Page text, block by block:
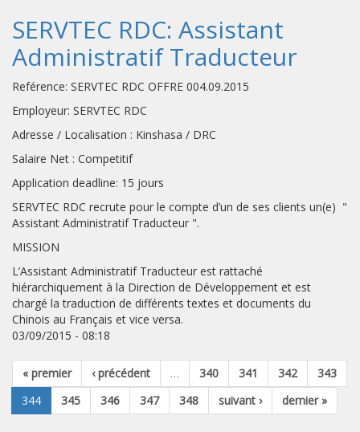
SERVTEC RDC: Assistant
Administratif Traducteur
Reférence: SERVTEC RDC OFFRE 004.09.2015
Employeur: SERVTEC RDC
Adresse / Localisation : Kinshasa / DRC
Salaire Net : Competitif
Application deadline: 15 jours
SERVTEC RDC recrute pour le compte d’un de ses clients un(e) "
Assistant Administratif Traducteur ".
MISSION
L’Assistant Administratif Traducteur est rattaché
hiérarchiquement à la Direction de Développement et est
chargé la traduction de différents textes et documents du
Chinois au Français et vice versa.
03/09/2015 - 08:18
« premier ‹ précédent … 340 341 342
343
344
345 346 347 348 suivant › dernier »